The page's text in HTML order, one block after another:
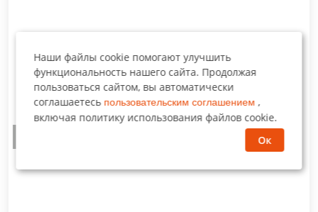
Сломанные крылья
Наши файлы cookie помогают улучшить
функциональность нашего сайта. Продолжая
пользоваться сайтом, вы автоматически
соглашаетесь пользовательским соглашением ,
включая политику использования файлов cookie.
Ок